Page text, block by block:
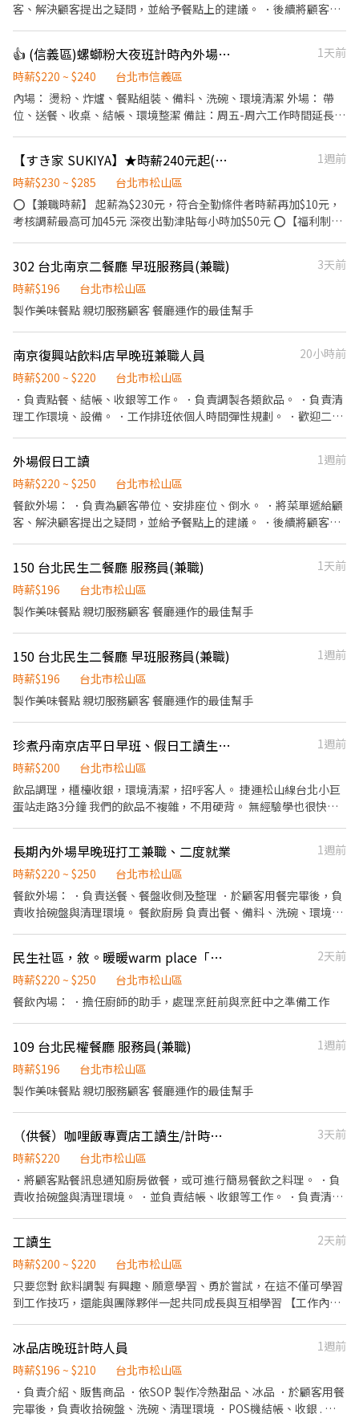
你輕鬆上手。 ​未來職涯規劃： 品牌正朝向國際化與多角化經營，這
接待 ​維持優雅用餐環境 ​分站式餐點製作（接龍式流暢作業） ​設備維
護與食材管理 ​條件加分： 具備餐飲經驗者優，但更歡迎有服務熱
】📍 7/1 隆重登場！ ​早班：09:30 - 13:30 ​中班：13:30 - 18:30 ​晚
班：18:30 - 22:30 ​【 永康店 】&【 信義店 】 ​午間餐期：10:00 -
14:00 / 10:00 - 17:00 ​晚間餐期：16:45 - 20:30 ​長期兼職標準： 1. 基
本配合 6 個月以上。 2. 每月配合總工時 80 小時以上。 ​💰 薪資與福
利 ​時薪： 依勞基法規定起薪，依能力及時數調整。 ​晉升機制： 晉
升為訓練員最高可達 240元/小時！ ​安心保障： 依法投保、免費年度
健康檢查（我們比你更在意你的健康）。 ​專屬福利： 質感員工制
服、員工餐、團體保險、不定期員工聚餐。 ​📩 加入我們 ​如果你對環
境有堅持，或想體驗新型態的餐飲工作，歡迎跟我們聊聊！
客、解決顧客提出之疑問，並給予餐點上的建議。 ．後續將顧客點
帳、收銀等工作。 ．負責清理工作環境、設備和餐具。 ．協助測量
食材的容量與重量。 ．負責擺盤、打包外帶服務。 ．需要輪流洗碗
和備料。 🌟員工福利： 🥩免費供應員工餐、🥤泰奶無限♾️、勞保、
健保、勞退金、彈性休假⛱️ 🌟前3天時薪$196，若表現優秀迅速上
$210起。 🌟給班時間可以彈性。 🌟若不滿一個月離職，則薪水需於
每個月10號（遇假日延後至上班日）自行到店領現，謝謝🙏 👏🏽歡
👍 (信義區)螺螄粉大夜班計時內外場人員(時薪220-240元)
1天前
時薪$220 ~ $240
台北市信義區
內場： 燙粉、炸爐、餐點組裝、備料、洗碗、環境清潔 外場： 帶
位、送餐、收桌、結帳、環境整潔 備註：周五-周六工作時間延長至
【すき家 SUKIYA】★時薪240元起(含全勤)★南京三民店
1週前
時薪$230 ~ $285
台北市松山區
⭕【兼職時薪】 起薪為$230元，符合全勤條件者時薪再加$10元，
考核調薪最高可加45元 深夜出勤津貼每小時加$50元 ⭕【福利制
健檢 ★勞保、健保，6％勞退提撥 ⭕【工作說明】 《內場》:餐點製
作、食材備料、進貨盤點 《外場》:接待服務顧客、收銀結帳、環境
整潔 ★開朗活潑有笑容 ★ＳＯＰ專業流程 ★無經驗可 ★提供完善
一的連鎖餐飲集團。 我們堅持使用安全及高品質的食材，當場現點
現作提供美味可口的日本國民美食-牛丼/咖哩，並以舒適衛生的用
全，顧客安心。不論是單獨一人、與家人一起、朋友一起，皆可享
受用餐的樂趣。
302 台北南京二餐廳 早班服務員(兼職)
3天前
時薪$196
台北市松山區
製作美味餐點 親切服務顧客 餐廳運作的最佳幫手
南京復興站飲料店早晚班兼職人員
20小時前
時薪$200 ~ $220
台北市松山區
．負責點餐、結帳、收銀等工作。 ．負責調製各類飲品。 ．負責清
理工作環境、設備。 ．工作排班依個人時間彈性規劃。 ．歡迎二度
外場假日工讀
1週前
時薪$220 ~ $250
台北市松山區
餐飲外場： ．負責為顧客帶位、安排座位、倒水。 ．將菜單遞給顧
客、解決顧客提出之疑問，並給予餐點上的建議。 ．後續將顧客點
負責結帳、收銀等工作。 餐飲內場： ．擔任廚師的助手，處理烹飪
前與烹飪中之準備工作與其他餐廳相關事務。 ．負責洗、剝、削、
切各種食材。 ．負責清理工作環境、設備和餐具。 ．準備不同餐點
150 台北民生二餐廳 服務員(兼職)
1天前
時薪$196
台北市松山區
製作美味餐點 親切服務顧客 餐廳運作的最佳幫手
150 台北民生二餐廳 早班服務員(兼職)
1週前
時薪$196
台北市松山區
製作美味餐點 親切服務顧客 餐廳運作的最佳幫手
珍煮丹南京店平日早班、假日工讀生（可長期工讀佳）
1週前
時薪$200
台北市松山區
飲品調理，櫃檯收銀，環境清潔，招呼客人。 捷運松山線台北小巨
蛋站走路3分鐘 我們的飲品不複雜，不用硬背。 無經驗學也很快可
長期內外場早晚班打工兼職、二度就業
1週前
時薪$220 ~ $250
台北市松山區
餐飲外場： ．負責送餐、餐盤收側及整理 ．於顧客用餐完畢後，負
責收拾碗盤與清理環境。 餐飲廚房 負責出餐、備料、洗碗、環境整
民生社區，敘。暖暖warm place「內場」計時人員
2天前
時薪$220 ~ $250
台北市松山區
餐飲內場： ．擔任廚師的助手，處理烹飪前與烹飪中之準備工作
109 台北民權餐廳 服務員(兼職)
1週前
時薪$196
台北市松山區
製作美味餐點 親切服務顧客 餐廳運作的最佳幫手
（供餐）咖哩飯專賣店工讀生/計時人員
3天前
時薪$220
台北市松山區
．將顧客點餐訊息通知廚房做餐，或可進行簡易餐飲之料理。 ．負
責收拾碗盤與清理環境。 ．並負責結帳、收銀等工作。 ．負責清理
工讀生
2天前
時薪$200 ~ $220
台北市松山區
只要您對 飲料調製 有興趣、願意學習、勇於嘗試，在這不僅可學習
到工作技巧，還能與團隊夥伴一起共同成長與互相學習 【工作內
有責任感、適應力強、抗壓性佳。 6. 可外送服務佳。 7. 超彈性排班
(無經驗可)。 階段性熟悉工作內容 依據每階段考核 再 調薪 歡迎企
業實習生，意者電洽或可直接投履歷 目前籌備分店中~可轉正！
冰品店晚班計時人員
1週前
時薪$196 ~ $210
台北市松山區
．負責介紹、販售商品 ．依SOP 製作冷熱甜品、冰品 ．於顧客用餐
完畢後，負責收拾碗盤、洗碗、清理環境 ．POS機結帳、收銀 . 閉